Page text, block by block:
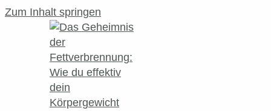
Zum Inhalt springen